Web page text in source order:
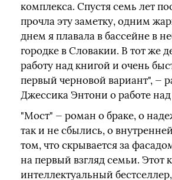
комплекса. Спустя семь лет
прочла эту заметку, одним
днем я плавала в бассейне в
городке в Словакии. В тот же
работу над книгой и очень
первый черновой вариант", —
Джессика Энтони о работе
"Мост" — роман о браке, о
так и не сбылись, о
том, что скрывается за
на первый взгляд семьи. Этот
интеллектуальный